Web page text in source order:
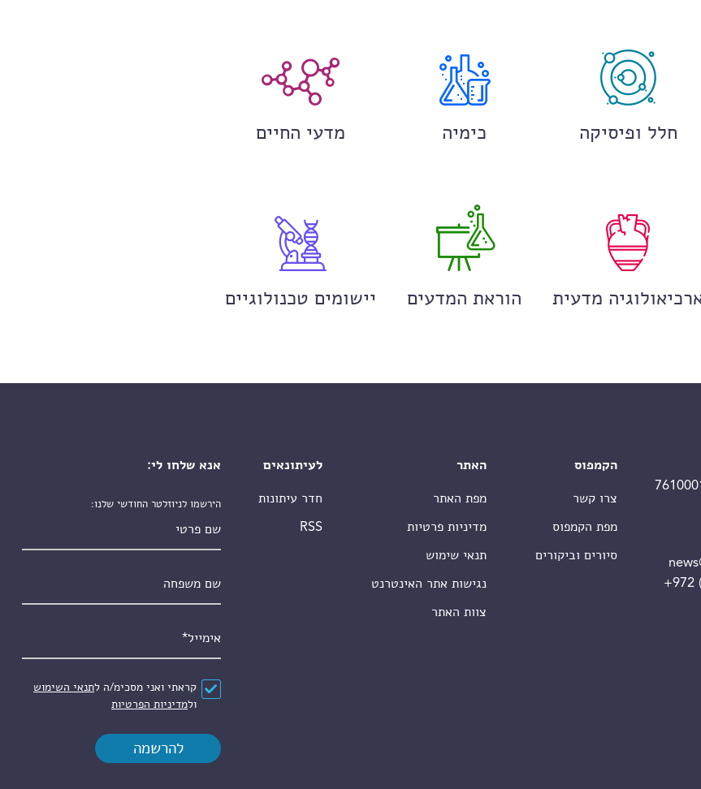
חלל ופיסיקה כימיה מדעי החיים
מדעית הוראת המדעים יישומים טכנולוגיים
+972
הקמפוס
צרו קשר
מפת הקמפוס
סיורים וביקורים
האתר
מפת האתר
מדיניות פרטיות
תנאי שימוש
נגישות אתר האינטרנט
צוות האתר
לעיתונאים
חדר עיתונות
RSS
אנא שלחו לי:
הירשמו לניוזלטר החודשי שלנו:
הסכם*
קראתי ואני מסכימ/ה לתנאי השימוש
ולמדיניות הפרטיות